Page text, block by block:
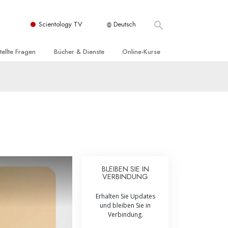
Scientology TV Deutsch
Fragen
der Scientology
Bücher & Dienste
Dienste
Online-Kurse
Beistände bei Krankheiten und
BLEIBEN SIE IN
VERBINDUNG
Erhalten Sie Updates
und bleiben Sie in
Verbindung.